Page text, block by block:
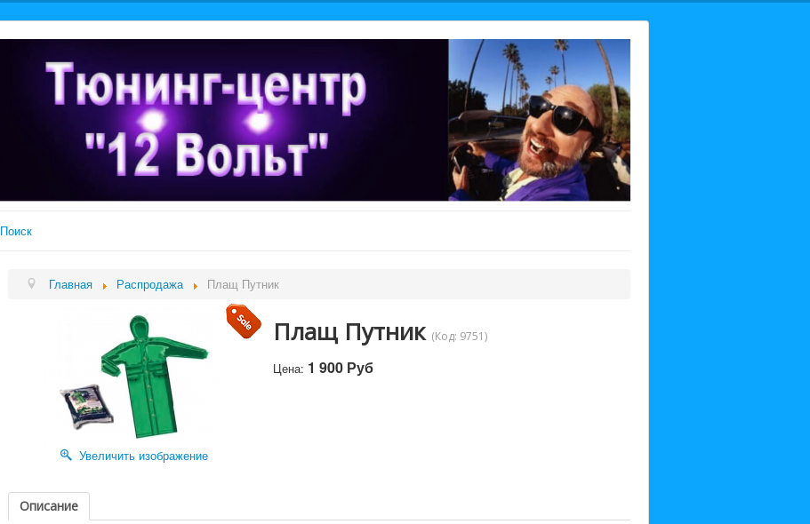
Поиск
Главная Распродажа Плащ Путник
Увеличить изображение
Плащ Путник (Код: 9751)
Цена: 1 900 Руб
Описание